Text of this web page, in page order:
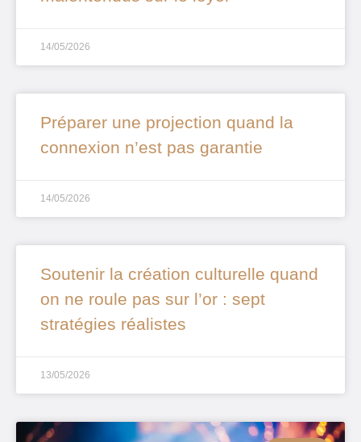
14/05/2026
Préparer une projection quand la
connexion n’est pas garantie
14/05/2026
Soutenir la création culturelle quand
on ne roule pas sur l’or : sept
stratégies réalistes
13/05/2026